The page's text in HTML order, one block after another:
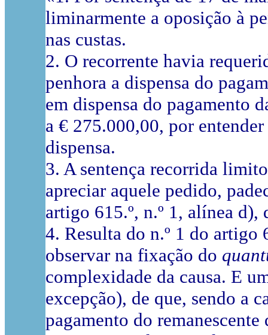
liminarmente a oposição à
nas custas.
2. O recorrente havia
penhora a dispensa do
em dispensa do pagamento
a € 275.000,00, por
dispensa.
3. A sentença recorrida
apreciar aquele pedido,
artigo 615.º, n.º 1, alínea d),
4. Resulta do n.º 1 do artigo
observar na fixação do
complexidade da causa. E
excepção), de que, sendo a
pagamento do